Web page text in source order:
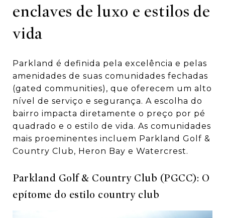
enclaves de luxo e estilos de
vida
Parkland é definida pela excelência e pelas
amenidades de suas comunidades fechadas
(gated communities), que oferecem um alto
nível de serviço e segurança. A escolha do
bairro impacta diretamente o preço por pé
quadrado e o estilo de vida. As comunidades
mais proeminentes incluem Parkland Golf &
Country Club, Heron Bay e Watercrest.
Parkland Golf & Country Club (PGCC): O
epítome do estilo country club